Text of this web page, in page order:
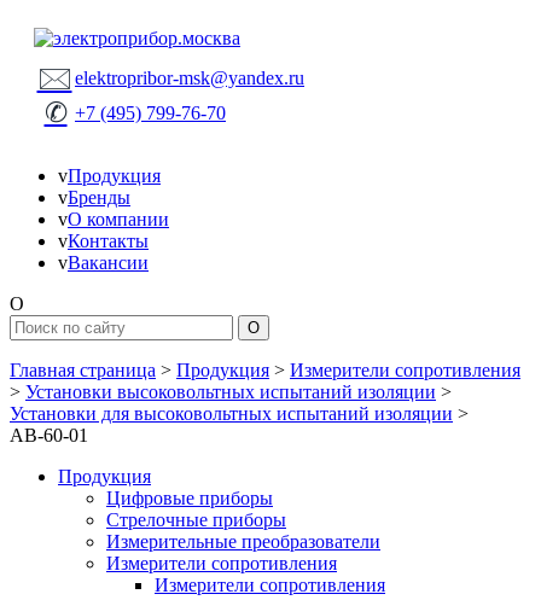
🖂 elektropribor-msk@yandex.ru
✆ +7 (495) 799-76-70
vПродукция
vБренды
vО компании
vКонтакты
vВакансии
O
Главная страница > Продукция > Измерители сопротивления
> Установки высоковольтных испытаний изоляции >
Установки для высоковольтных испытаний изоляции >
АВ-60-01
Продукция
Цифровые приборы
Стрелочные приборы
Измерительные преобразователи
Измерители сопротивления
Измерители сопротивления